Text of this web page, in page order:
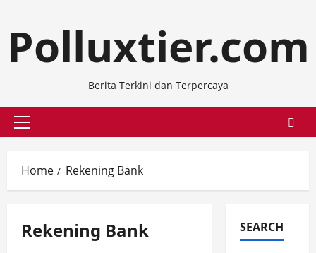
content
Polluxtier.com
Berita Terkini dan Terpercaya
Primary
Home Rekening Bank
Rekening Bank SEARCH